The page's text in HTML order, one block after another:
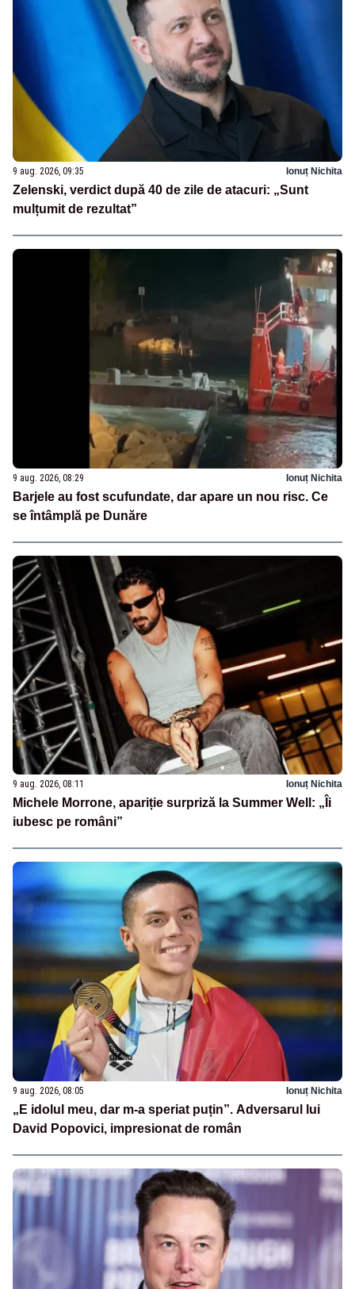
9 aug. 2026, 09:35 Ionuț Nichita
Zelenski, verdict după 40 de zile de atacuri: „Sunt
mulțumit de rezultat”
9 aug. 2026, 08:29 Ionuț Nichita
Barjele au fost scufundate, dar apare un nou risc. Ce
se întâmplă pe Dunăre
9 aug. 2026, 08:11 Ionuț Nichita
Michele Morrone, apariție surpriză la Summer Well: „Îi
iubesc pe români”
9 aug. 2026, 08:05 Ionuț Nichita
„E idolul meu, dar m-a speriat puțin”. Adversarul lui
David Popovici, impresionat de român